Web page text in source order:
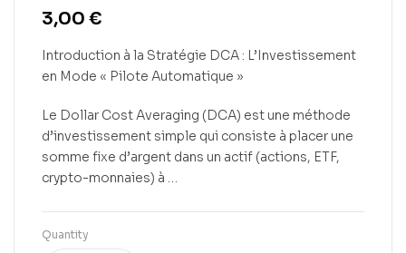
3,00 €
Introduction à la Stratégie DCA : L’Investissement
en Mode « Pilote Automatique »
Le Dollar Cost Averaging (DCA) est une méthode
d’investissement simple qui consiste à placer une
somme fixe d’argent dans un actif (actions, ETF,
crypto-monnaies) à …
Quantity